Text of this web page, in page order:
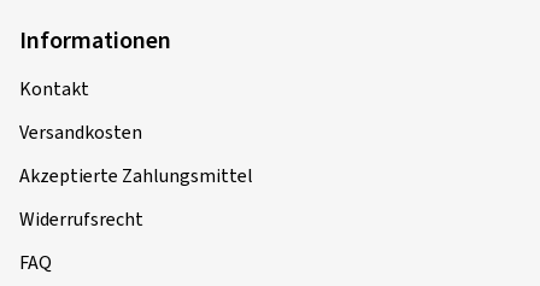
Informationen
Kontakt
Versandkosten
Akzeptierte Zahlungsmittel
Widerrufsrecht
FAQ